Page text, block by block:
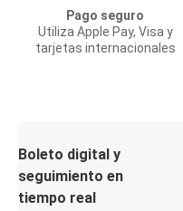
Pago seguro
Utiliza Apple Pay, Visa y
tarjetas internacionales
Boleto digital y
seguimiento en
tiempo real